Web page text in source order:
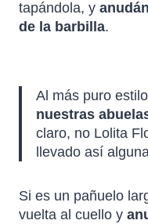
tapándola, y
de la barbilla.
Al más puro
nuestras
claro, no Lolita
llevado así
Si es un pañuelo
vuelta al cuello y